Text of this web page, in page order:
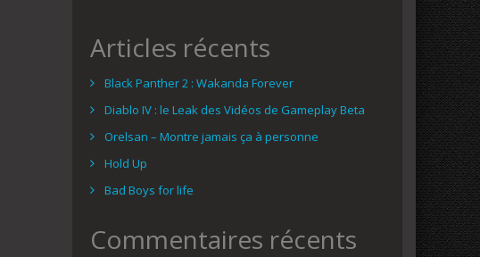
Articles récents
Black Panther 2 : Wakanda Forever
Diablo IV : le Leak des Vidéos de Gameplay Beta
Orelsan – Montre jamais ça à personne
Hold Up
Bad Boys for life
Commentaires récents